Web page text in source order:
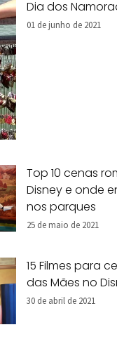
Dia dos
01 de junho de 2021
Top 10 cenas
Disney e onde
nos parques
25 de maio de 2021
15 Filmes para
das Mães no
30 de abril de 2021